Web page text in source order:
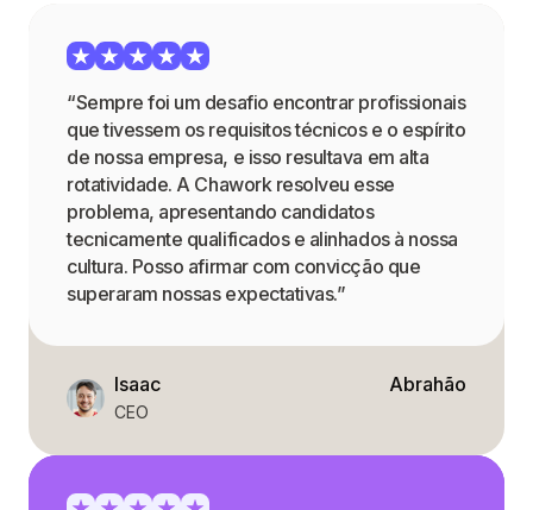
“Sempre foi um desafio encontrar profissionais
que tivessem os requisitos técnicos e o espírito
de nossa empresa, e isso resultava em alta
rotatividade. A Chawork resolveu esse
problema, apresentando candidatos
tecnicamente qualificados e alinhados à nossa
cultura. Posso afirmar com convicção que
superaram nossas expectativas.”
Isaac
CEO
Abrahão